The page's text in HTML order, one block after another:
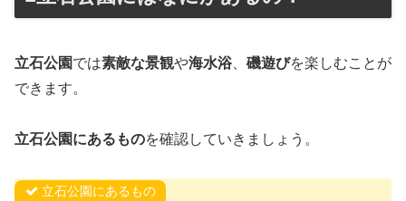
立石公園では素敵な景観や海水浴 磯遊びを楽しむことが
できます。
立石公園にあるものを確認していきましょう。
立石公園にあるもの